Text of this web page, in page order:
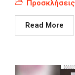
Read More